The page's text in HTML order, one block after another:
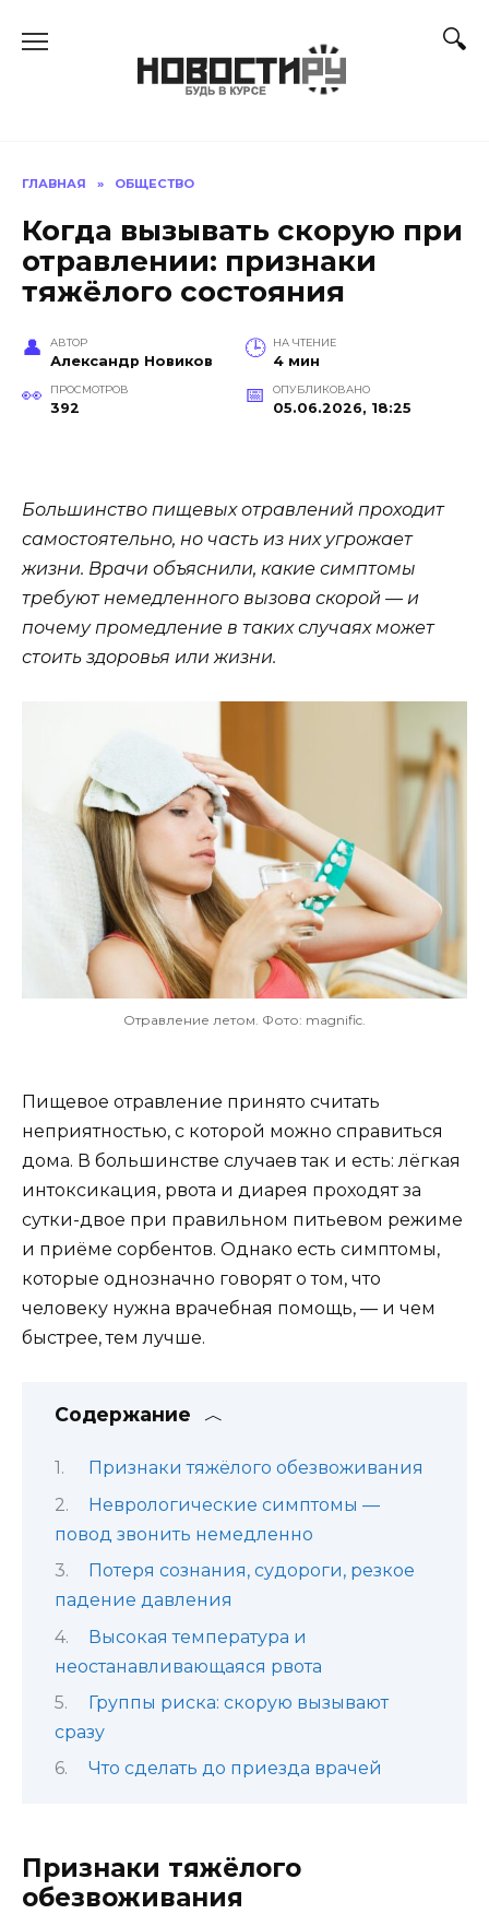
ГЛАВНАЯ » ОБЩЕСТВО
Когда вызывать скорую при
отравлении: признаки
тяжёлого состояния
АВТОР
Александр Новиков
НА ЧТЕНИЕ
4 мин
ПРОСМОТРОВ
392
ОПУБЛИКОВАНО
05.06.2026, 18:25
Большинство пищевых отравлений проходит
самостоятельно, но часть из них угрожает
жизни. Врачи объяснили, какие симптомы
требуют немедленного вызова скорой — и
почему промедление в таких случаях может
стоить здоровья или жизни.
Отравление летом. Фото: magnific.
Пищевое отравление принято считать
неприятностью, с которой можно справиться
дома. В большинстве случаев так и есть: лёгкая
интоксикация, рвота и диарея проходят за
сутки-двое при правильном питьевом режиме
и приёме сорбентов. Однако есть симптомы,
которые однозначно говорят о том, что
человеку нужна врачебная помощь, — и чем
быстрее, тем лучше.
Содержание
Признаки тяжёлого обезвоживания
Неврологические симптомы —
повод звонить немедленно
Потеря сознания, судороги, резкое
падение давления
Высокая температура и
неостанавливающаяся рвота
Группы риска: скорую вызывают
сразу
Что сделать до приезда врачей
Признаки тяжёлого
обезвоживания